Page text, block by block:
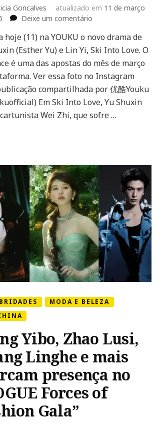
Goncalves atualizado em 11 de março
Deixe um comentárioem
Into
Love”
traz
Shuxin
e
Lin
Yi
hoje (11) na YOUKU o novo drama de
(Esther Yu) e Lin Yi, Ski Into Love. O
é uma das apostas do mês de março
Ver essa foto no Instagram
compartilhada por 优酷Youku
Em Ski Into Love, Yu Shuxin
Wei Zhi, que sofre …
MODA E BELEZA
Yibo, Zhao Lusi,
Linghe e mais
presença no
Forces of
Gala”